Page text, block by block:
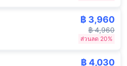
฿ 3,960
฿ 4,960
ส่วนลด 20%
฿ 4,030